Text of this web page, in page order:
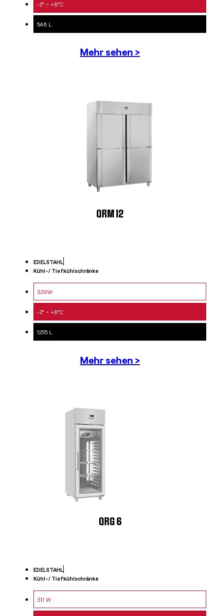
-2° ~ +8°C
546 L
Mehr sehen >
QRM 12
EDELSTAHL
Kühl-/ Tiefkühlschränke
329W
-2° ~ +8°C
1255 L
Mehr sehen >
QRG 6
EDELSTAHL
Kühl-/ Tiefkühlschränke
311 W